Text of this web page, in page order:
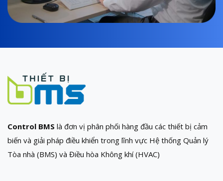
Control BMS là đơn vị phân phối hàng đầu các thiết bị cảm
biến và giải pháp điều khiển trong lĩnh vực Hệ thống Quản lý
Tòa nhà (BMS) và Điều hòa Không khí (HVAC)